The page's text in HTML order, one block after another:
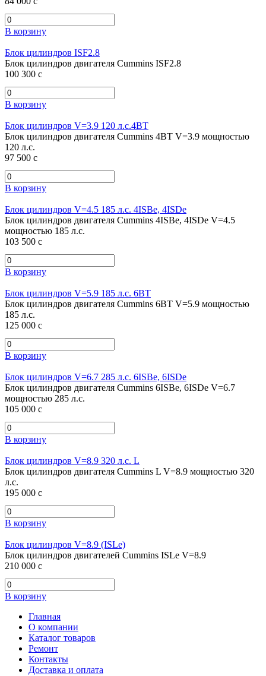
В корзину
Блок цилиндров ISF2.8
Блок цилиндров двигателя Cummins ISF2.8
100 300 c
В корзину
Блок цилиндров V=3.9 120 л.с.4ВТ
Блок цилиндров двигателя Cummins 4ВТ V=3.9 мощностью
120 л.с.
97 500 c
В корзину
Блок цилиндров V=4.5 185 л.с. 4ISBe, 4ISDe
Блок цилиндров двигателя Cummins 4ISBe, 4ISDe V=4.5
мощностью 185 л.с.
103 500 c
В корзину
Блок цилиндров V=5.9 185 л.с. 6ВT
Блок цилиндров двигателя Cummins 6ВT V=5.9 мощностью
185 л.с.
125 000 c
В корзину
Блок цилиндров V=6.7 285 л.с. 6ISBe, 6ISDe
Блок цилиндров двигателя Cummins 6ISBe, 6ISDe V=6.7
мощностью 285 л.с.
105 000 c
В корзину
Блок цилиндров V=8.9 320 л.с. L
Блок цилиндров двигателя Cummins L V=8.9 мощностью 320
л.с.
195 000 c
В корзину
Блок цилиндров V=8.9 (ISLe)
Блок цилиндров двигателей Cummins ISLe V=8.9
210 000 c
В корзину
Главная
О компании
Каталог товаров
Ремонт
Контакты
Доставка и оплата